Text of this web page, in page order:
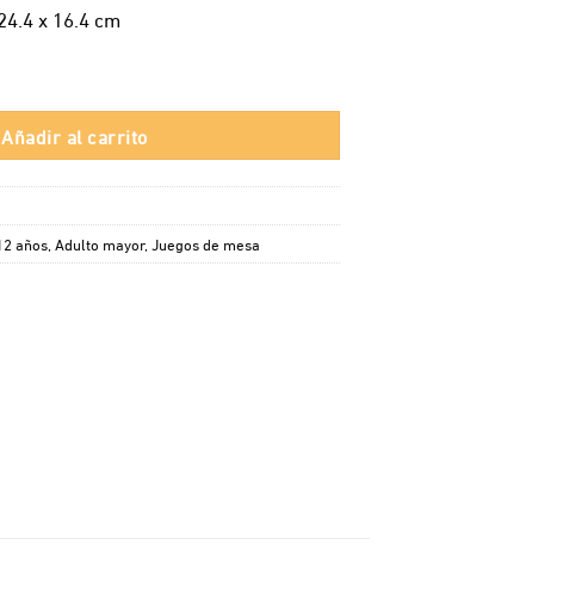
x 16.4 cm
Añadir al carrito
años, Adulto mayor, Juegos de mesa